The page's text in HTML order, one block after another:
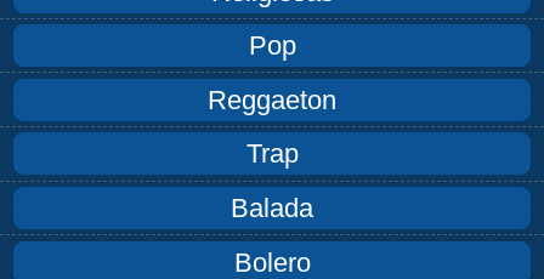
Pop
Reggaeton
Trap
Balada
Bolero